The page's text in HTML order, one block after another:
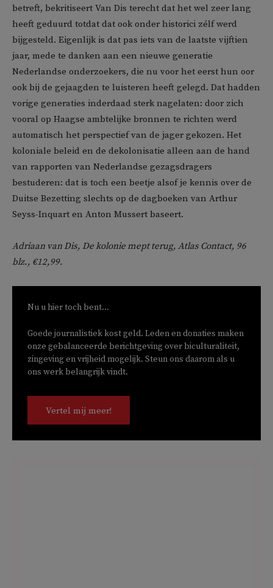
betreft, bekritiseert Van Dis terecht dat het wel zeer lang
heeft geduurd totdat dat ook onder historici zélf werd
bijgesteld. Eigenlijk is dat pas iets van de laatste vijftien
jaar, mede te danken aan een nieuwe generatie
Nederlandse onderzoekers, die nu voor het eerst hun oor
ook bij de gejaagden te luisteren heeft gelegd. Dat hadden
vorige generaties inderdaad sterk nagelaten: door zich
vooral op Haagse ambtelijke bronnen te richten werd
automatisch het perspectief van de jager gekozen. Het
koloniale beleid en de dekolonisatie alleen aan de hand
van rapporten van Nederlandse gezagsdragers
bestuderen: dat is toch een beetje alsof je kennis over de
Duitse Bezetting slechts op de dagboeken van Arthur
Seyss-Inquart en Anton Mussert baseert.
Adriaan van Dis, De kolonie mept terug, Atlas Contact, 96
blz., €12,99.
Nu u hier toch bent...
Goede journalistiek kost geld. Leden en donaties maken
onze gebalanceerde berichtgeving over biculturaliteit,
zingeving en vrijheid mogelijk. Steun ons daarom als u
ons werk belangrijk vindt.
Vertel mij meer!